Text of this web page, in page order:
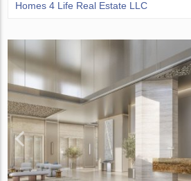
Homes 4 Life Real Estate LLC